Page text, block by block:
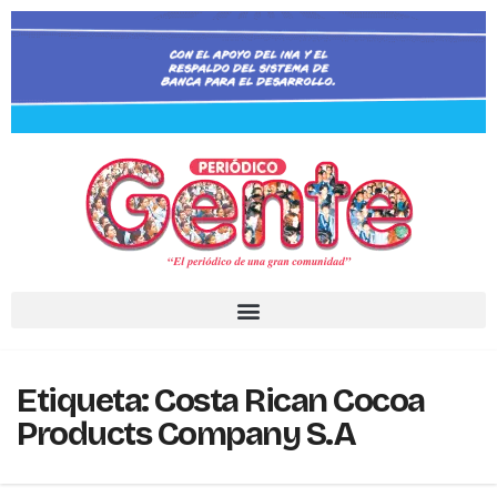
Etiqueta:Costa Rican Cocoa
Products Company S.A